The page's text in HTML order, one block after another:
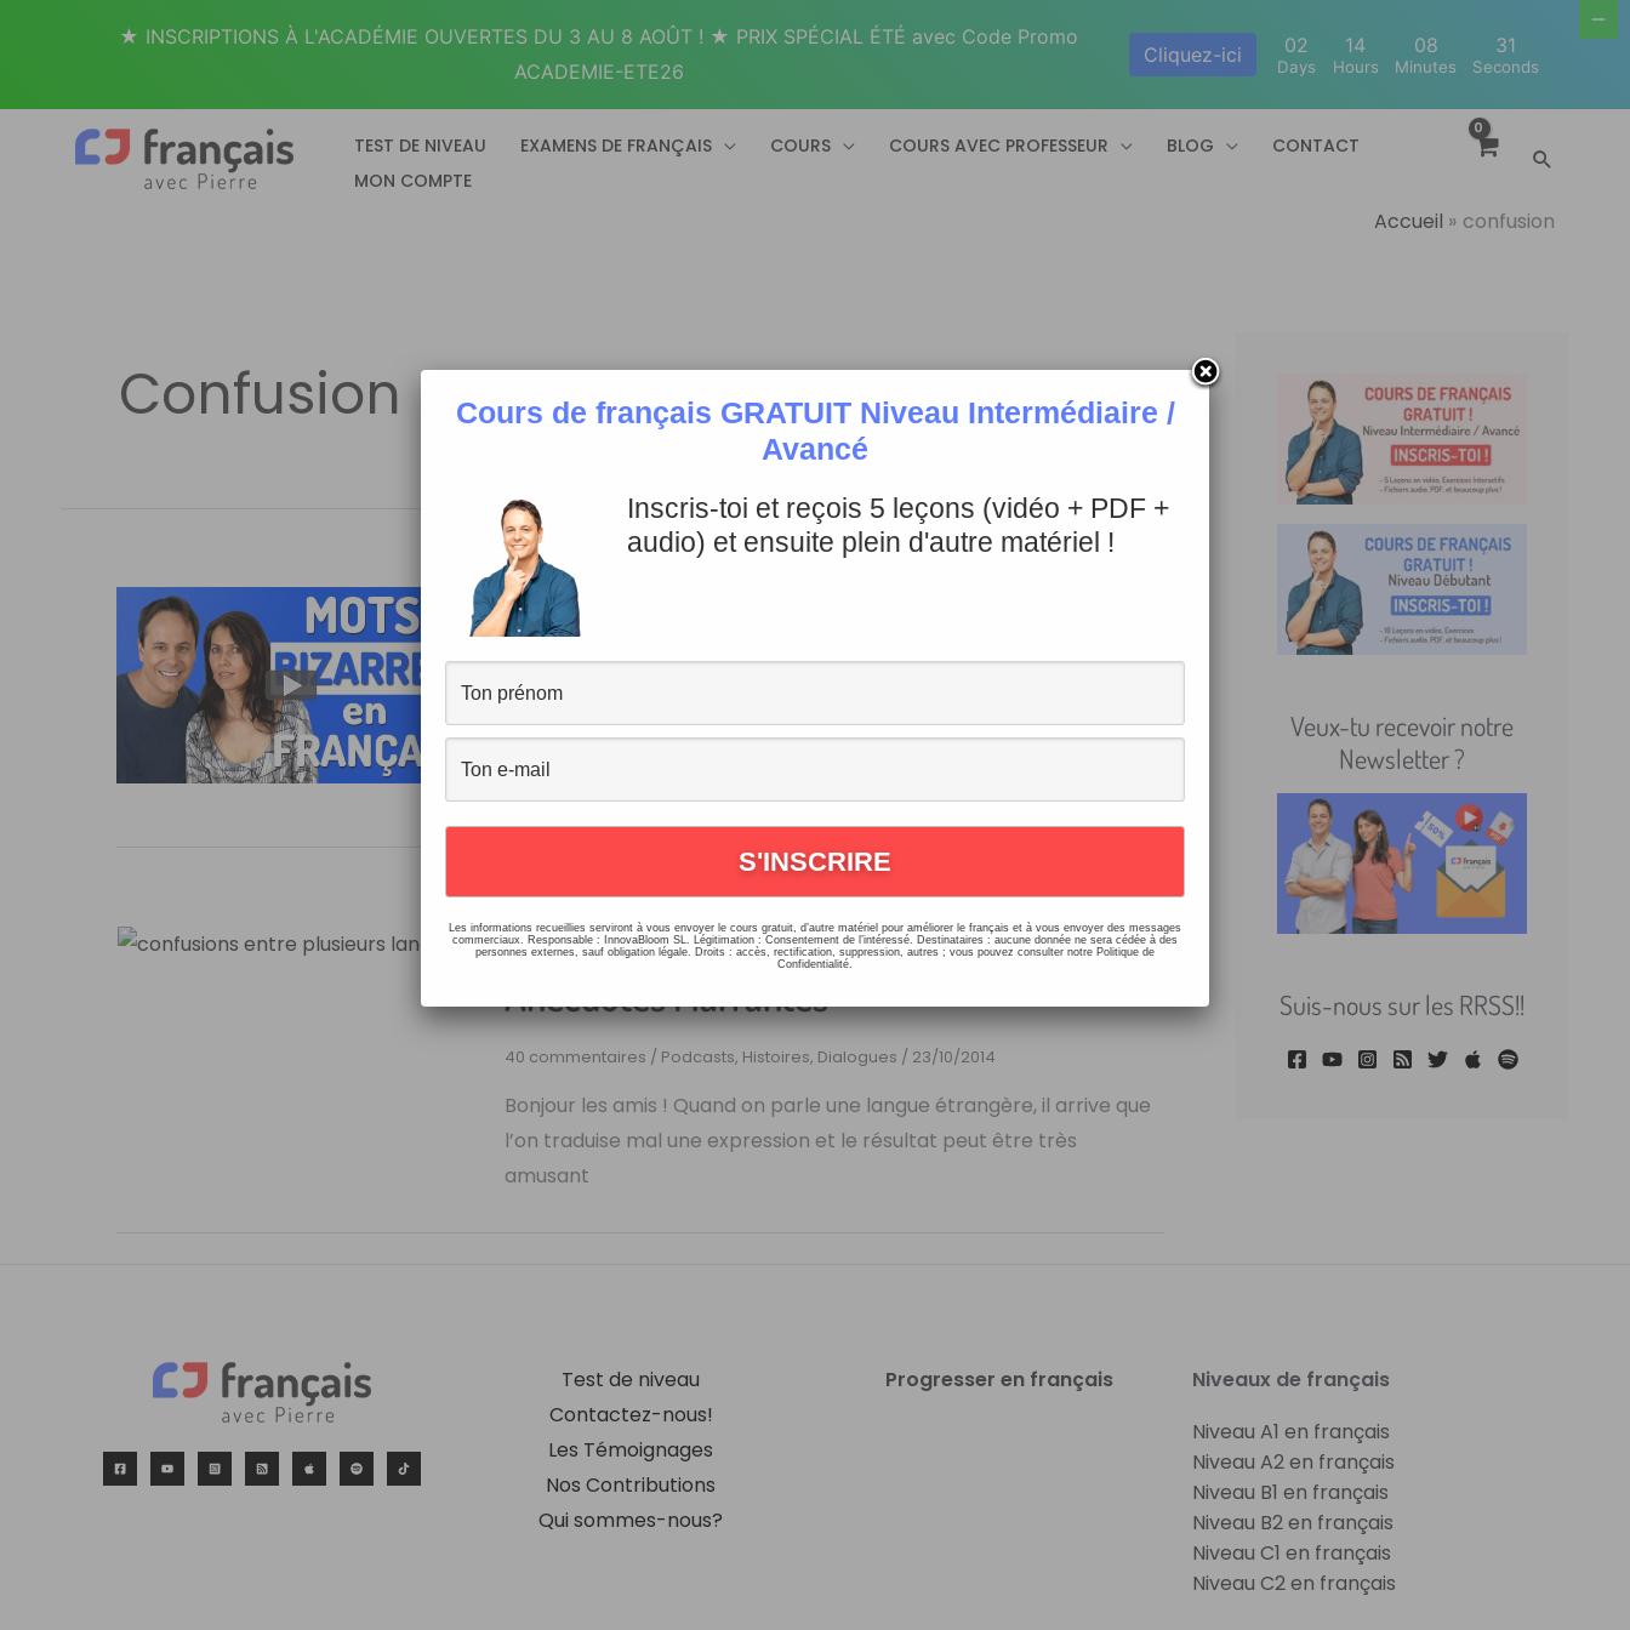
TEST DE NIVEAU EXAMENS DE FRANÇAIS COURS COURS AVEC PROFESSEUR BLOG
CONTACT
MON COMPTE
Accueil confusion
Confusion
Mots Bizarres en Français
Les mots bizarres en français sont nombreux : devant une voyelle,
BEAU se transforme en BEL, CE en CET, MA en MON, AMOUR change
Confusions Entre Plusieurs Langues –
Anecdotes Marrantes
40 commentaires / Podcasts, Histoires, Dialogues / 23/10/2014
Bonjour les amis ! Quand on parle une langue étrangère, il arrive que
l’on traduise mal une expression et le résultat peut être très
amusant
Veux-tu recevoir notre
Newsletter ?
Suis-nous sur les RRSS!!
Test de niveau
Contactez-nous!
Les Témoignages
Nos Contributions
Qui sommes-nous?
Progresser en français
Niveaux de français
Niveau A1 en français
Niveau A2 en français
Niveau B1 en français
Niveau B2 en français
Niveau C1 en français
Niveau C2 en français
Cours de français GRATUIT Niveau Intermédiaire /
Avancé
Inscris-toi et reçois 5 leçons (vidéo + PDF +
audio) et ensuite plein d'autre matériel !
Les informations recueillies serviront à vous envoyer le cours gratuit, d’autre matériel pour améliorer le français et à vous envoyer des messages
commerciaux. Responsable : InnovaBloom SL. Légitimation : Consentement de l’intéressé. Destinataires : aucune donnée ne sera cédée à des
personnes externes, sauf obligation légale. Droits : accès, rectification, suppression, autres ; vous pouvez consulter notre Politique de
Confidentialité.
★ INSCRIPTIONS À L'ACADÉMIE OUVERTES DU 3 AU 8 AOÛT ! ★ PRIX SPÉCIAL ÉTÉ avec Code Promo
ACADEMIE-ETE26
Cliquez-ici 02
Days
14
Hours
08
Minutes
30
Seconds